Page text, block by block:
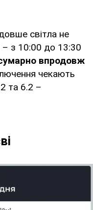
світла не
– з 10:00 до 13:30
впродовж
чекають
та 6.2 –